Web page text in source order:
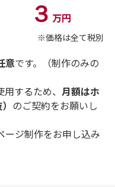
３ 万円
※価格は全て税別
意です。（制作のみの
するため、 月額はホ
のご契約をお願いし
ジ制作をお申し込み